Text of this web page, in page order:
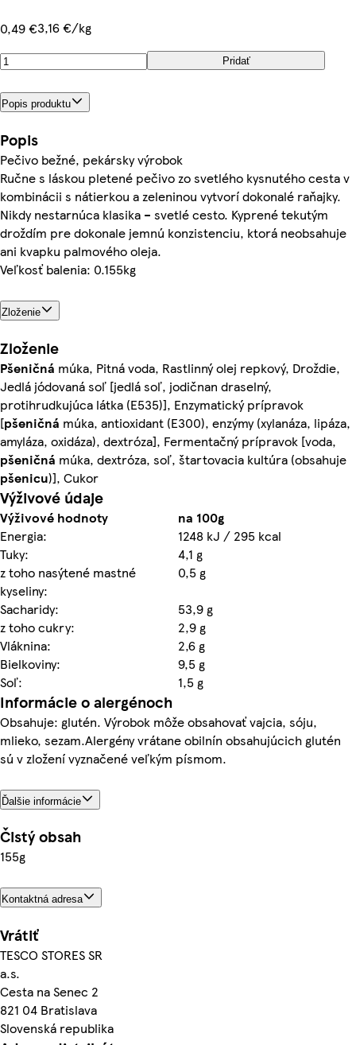
0,49 €3,16 €/kg
Pridať
Popis produktu
Popis
Pečivo bežné, pekársky výrobok
Ručne s láskou pletené pečivo zo svetlého kysnutého cesta v
kombinácii s nátierkou a zeleninou vytvorí dokonalé raňajky.
Nikdy nestarnúca klasika – svetlé cesto. Kyprené tekutým
droždím pre dokonale jemnú konzistenciu, ktorá neobsahuje
ani kvapku palmového oleja.
Veľkosť balenia: 0.155kg
Zloženie
Zloženie
Pšeničná múka, Pitná voda, Rastlinný olej repkový, Droždie,
Jedlá jódovaná soľ [jedlá soľ, jodičnan draselný,
protihrudkujúca látka (E535)], Enzymatický prípravok
[pšeničná múka, antioxidant (E300), enzýmy (xylanáza, lipáza,
amyláza, oxidáza), dextróza], Fermentačný prípravok [voda,
pšeničná múka, dextróza, soľ, štartovacia kultúra (obsahuje
pšenicu)], Cukor
Výživové údaje
Výživové hodnoty
na 100g
Energia:
1248 kJ / 295 kcal
Tuky:
4,1 g
z toho nasýtené mastné
kyseliny:
0,5 g
Sacharidy:
53,9 g
z toho cukry:
2,9 g
Vláknina:
2,6 g
Bielkoviny:
9,5 g
Soľ:
1,5 g
Informácie o alergénoch
Obsahuje: glutén. Výrobok môže obsahovať vajcia, sóju,
mlieko, sezam.Alergény vrátane obilnín obsahujúcich glutén
sú v zložení vyznačené veľkým písmom.
Ďalšie informácie
Čistý obsah
155g
Kontaktná adresa
Vrátiť
TESCO STORES SR
a.s.
Cesta na Senec 2
821 04 Bratislava
Slovenská republika